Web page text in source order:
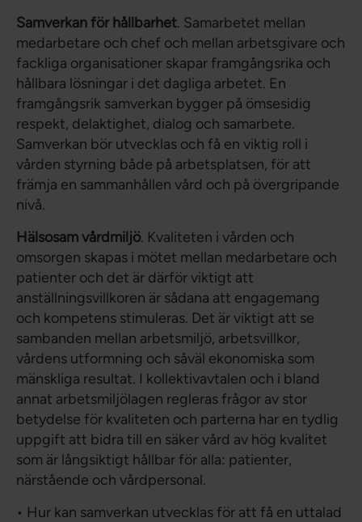
Samverkan för hållbarhet. Samarbetet mellan
medarbetare och chef och mellan arbetsgivare och
fackliga organisationer skapar framgångsrika och
hållbara lösningar i det dagliga arbetet. En
framgångsrik samverkan bygger på ömsesidig
respekt, delaktighet, dialog och samarbete.
Samverkan bör utvecklas och få en viktig roll i
vården styrning både på arbetsplatsen, för att
främja en sammanhållen vård och på övergripande
nivå.
Hälsosam vårdmiljö. Kvaliteten i vården och
omsorgen skapas i mötet mellan medarbetare och
patienter och det är därför viktigt att
anställningsvillkoren är sådana att engagemang
och kompetens stimuleras. Det är viktigt att se
sambanden mellan arbetsmiljö, arbetsvillkor,
vårdens utformning och såväl ekonomiska som
mänskliga resultat. I kollektivavtalen och i bland
annat arbetsmiljölagen regleras frågor av stor
betydelse för kvaliteten och parterna har en tydlig
uppgift att bidra till en säker vård av hög kvalitet
som är långsiktigt hållbar för alla: patienter,
närstående och vårdpersonal.
• Hur kan samverkan utvecklas för att få en uttalad